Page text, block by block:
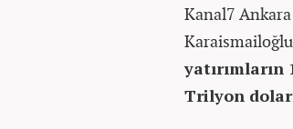
Kanal7
Karaismailoğlu
Trilyon